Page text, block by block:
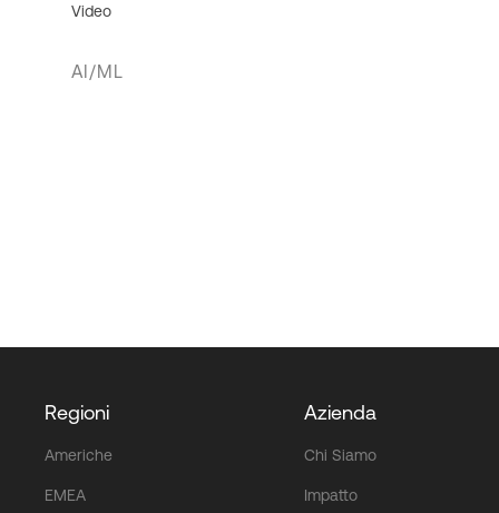
Video
AI/ML
Regioni
Americhe
EMEA
Azienda
Chi Siamo
Impatto